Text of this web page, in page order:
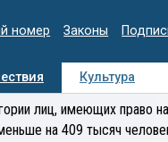
номер Законы
Культура
Интервью
лиц, имеющих право
на 409 тысяч